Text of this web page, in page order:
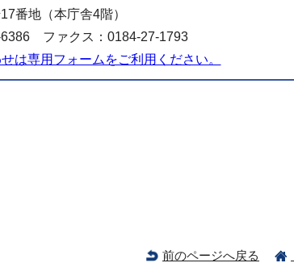
番地（本庁舎4階）
6386 ファクス：0184-27-1793
は専用フォームをご利用ください。
前のページへ戻る